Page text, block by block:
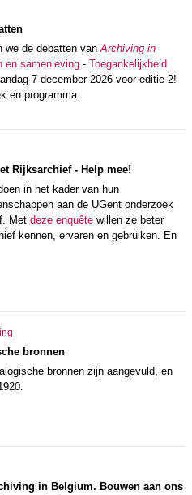
we de debatten vanArchiving in
en samenleving- Toegankelijkheid
7 december 2026 voor editie 2!
en programma.
Rijksarchief - Help mee!
in het kader van hun
aan de UGent onderzoek
Met deze enquêtewillen ze beter
kennen, ervaren en gebruiken. En
bronnen
bronnen zijn aangevuld, en
in Belgium. Bouwen aan ons